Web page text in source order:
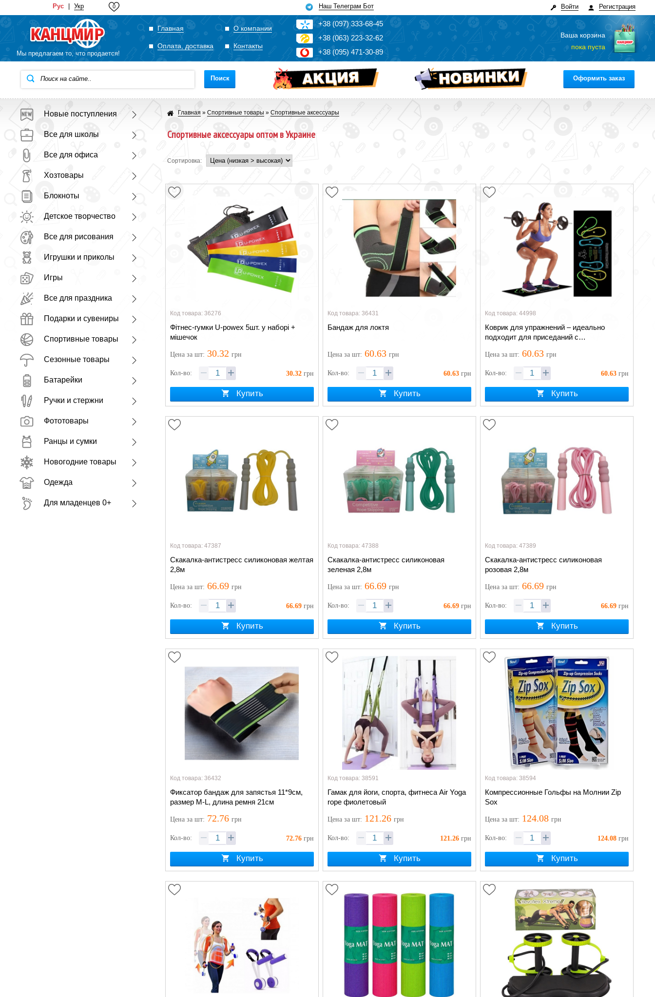
Рус Укр 0 Наш Телеграм Бот Регистрация
Войти
Мы предлагаем то, что продается!
Главная О компании
Оплата, доставка Контакты
+38 (097)333-68-45
+38 (063) 223-32-62
+38 (095) 471-30-89
Ваша корзина
пока пуста
Поиск Оформить заказ
Новые поступления
Все для школы
Все для офиса
Хозтовары
Блокноты
Детское творчество
Все для рисования
Игрушки и приколы
Игры
Все для праздника
Подарки и сувениры
Спортивные товары
Сезонные товары
Батарейки
Ручки и стержни
Фототовары
Ранцы и сумки
Новогодние товары
Одежда
Для младенцев 0+
Главная » Спортивные товары » Спортивные аксессуары
Спортивные аксессуары оптом в Украине
Сортировка:
Код товара: 36276
Фітнес-гумки U-powex 5шт. у наборі +
мішечок
Цена за шт: 30.32 грн
Кол-во: 30.32 грн
Купить
Код товара: 36431
Бандаж для локтя
Ценаза шт: 60.63 грн
Кол-во: 60.63 грн
Купить
Код товара: 44998
Коврик для упражнений – идеально
подходит для приседаний с
Ценаза шт: 60.63 грн
Кол-во: 60.63 грн
Купить
Код товара: 47387
Скакалка-антистресс силиконовая желтая
2,8м
Цена за шт: 66.69 грн
Кол-во: 66.69 грн
Купить
Код товара: 47388
Скакалка-антистресс силиконовая
зеленая 2,8м
Ценаза шт: 66.69 грн
Кол-во: 66.69 грн
Купить
Код товара: 47389
Скакалка-антистресс силиконовая
розовая 2,8м
Ценаза шт: 66.69 грн
Кол-во: 66.69 грн
Купить
Код товара: 36432
Фиксатор бандаж для запястья 11*9см,
размер M-L, длина ремня 21см
Цена за шт: 72.76 грн
Кол-во: 72.76 грн
Купить
Код товара: 38591
Гамак для йоги, спорта, фитнеса Air Yoga
rope фиолетовый
Ценаза шт: 121.26 грн
Кол-во: 121.26 грн
Купить
Код товара: 38594
Компрессионные Гольфы на Молнии Zip
Sox
Ценаза шт: 124.08 грн
Кол-во: 124.08 грн
Купить